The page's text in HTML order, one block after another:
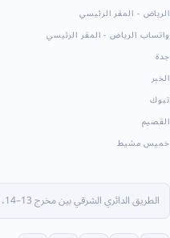
الرياض - المقر الرئيسي
واتساب الرياض - المقر الرئيسي
جدة
الخبر
تبوك
القصيم
خميس مشيط
الطريق الدائري الشرقي بين مخرج 13–14، الرياض، المملكة العربية السعودية.